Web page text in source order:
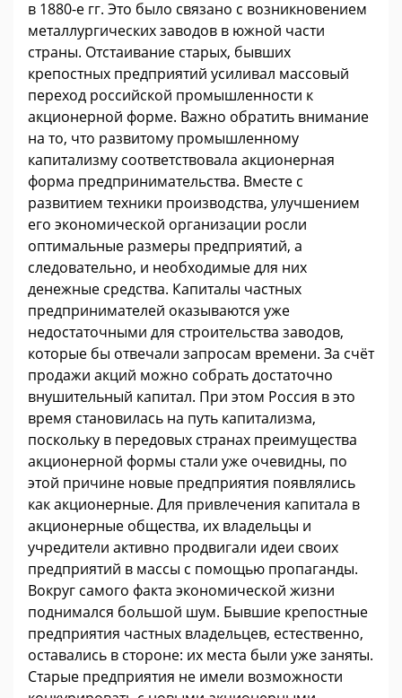
в 1880-е гг. Это было связано с возникновением
металлургических заводов в южной части
страны. Отстаивание старых, бывших
крепостных предприятий усиливал массовый
переход российской промышленности к
акционерной форме. Важно обратить внимание
на то, что развитому промышленному
капитализму соответствовала акционерная
форма предпринимательства. Вместе с
развитием техники производства, улучшением
его экономической организации росли
оптимальные размеры предприятий, а
следовательно, и необходимые для них
денежные средства. Капиталы частных
предпринимателей оказываются уже
недостаточными для строительства заводов,
которые бы отвечали запросам времени. За счёт
продажи акций можно собрать достаточно
внушительный капитал. При этом Россия в это
время становилась на путь капитализма,
поскольку в передовых странах преимущества
акционерной формы стали уже очевидны, по
этой причине новые предприятия появлялись
как акционерные. Для привлечения капитала в
акционерные общества, их владельцы и
учредители активно продвигали идеи своих
предприятий в массы с помощью пропаганды.
Вокруг самого факта экономической жизни
поднимался большой шум. Бывшие крепостные
предприятия частных владельцев, естественно,
оставались в стороне: их места были уже заняты.
Старые предприятия не имели возможности